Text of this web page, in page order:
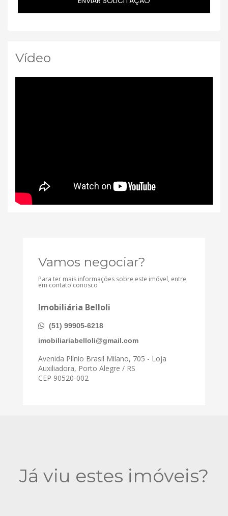
Vídeo
Vamos negociar?
Para ter mais informações sobre este imóvel, entre
em contato conosco
Imobiliária Belloli
(51) 99905-6218
imobiliariabelloli@gmail.com
Avenida Plínio Brasil Milano, 705 - Loja
Auxiliadora, Porto Alegre / RS
CEP 90520-002
Já viu estes imóveis?